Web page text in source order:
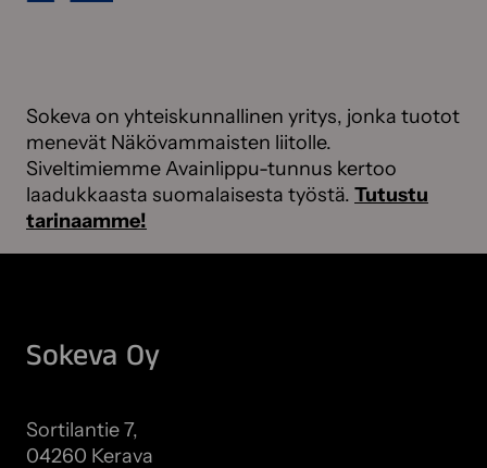
Sokeva on yhteiskunnallinen yritys, jonka tuotot
menevät Näkövammaisten liitolle.
Siveltimiemme Avainlippu-tunnus kertoo
laadukkaasta suomalaisesta työstä. Tutustu
tarinaamme!
Sokeva Oy
Sortilantie 7,
04260 Kerava